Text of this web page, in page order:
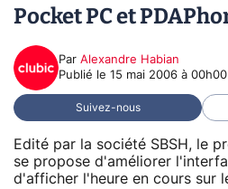
Pocket PC et
Par Alexandre Habian
Publié le 15 mai 2006 à 00h00
Suivez-nous
Edité par la société SBSH, le
se propose d'améliorer
d'afficher l'heure en cours sur